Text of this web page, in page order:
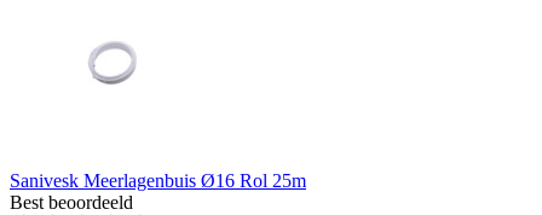
Sanivesk Meerlagenbuis Ø16 Rol 25m
Best beoordeeld